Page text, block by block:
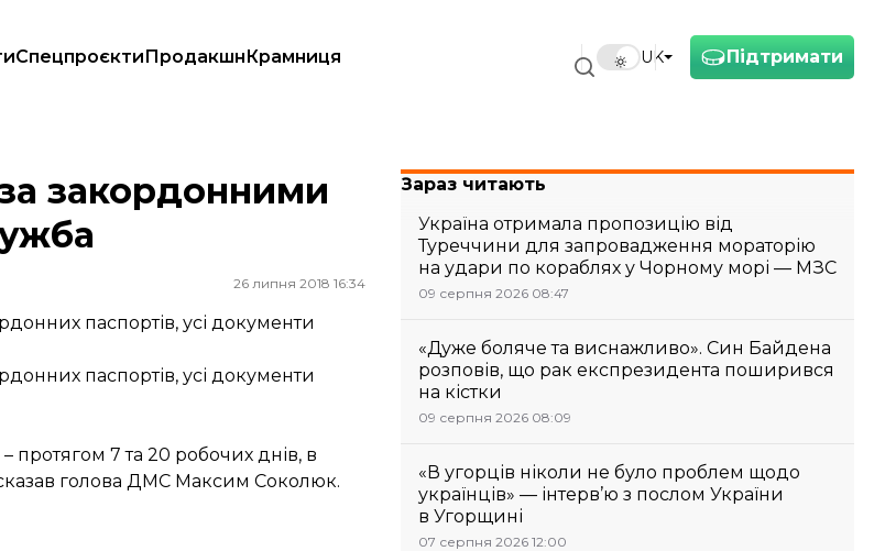
Підтримати
UK
СпецпроєктиПродакшнКрамниця
закордонними
26 липня 2018 16:34
паспортів, усі документи
паспортів, усі документи
протягом 7 та 20 робочих днів, в
сказав голова ДМС Максим Соколюк.
Зараз читають
Україна отримала пропозицію від
Туреччини для запровадження мораторію
на удари по кораблях у Чорному морі — МЗС
09 серпня 2026 08:47
«Дуже боляче та виснажливо». Син Байдена
розповів, що рак експрезидента поширився
на кістки
09 серпня 2026 08:09
«В угорців ніколи не було проблем щодо
українців» — інтерв’ю з послом України
в Угорщині
07 серпня 2026 12:00